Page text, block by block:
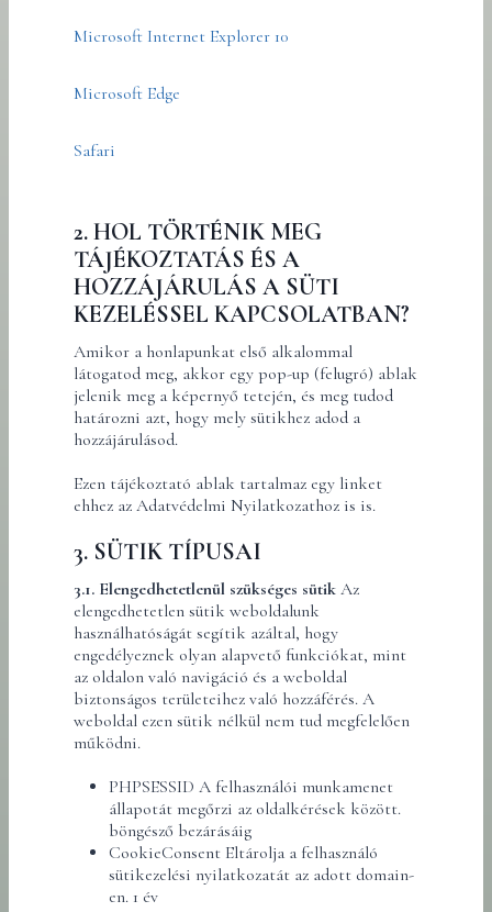
Microsoft Internet Explorer 10
Microsoft Edge
Safari
2. HOL TÖRTÉNIK MEG
TÁJÉKOZTATÁS ÉS A
HOZZÁJÁRULÁS A SÜTI
KEZELÉSSEL KAPCSOLATBAN?
Amikor a honlapunkat első alkalommal
látogatod meg, akkor egy pop-up (felugró) ablak
jelenik meg a képernyő tetején, és meg tudod
határozni azt, hogy mely sütikhez adod a
hozzájárulásod.
Ezen tájékoztató ablak tartalmaz egy linket
ehhez az Adatvédelmi Nyilatkozathoz is is.
3. SÜTIK TÍPUSAI
3.1. Elengedhetetlenül szükséges sütik Az
elengedhetetlen sütik weboldalunk
használhatóságát segítik azáltal, hogy
engedélyeznek olyan alapvető funkciókat, mint
az oldalon való navigáció és a weboldal
biztonságos területeihez való hozzáférés. A
weboldal ezen sütik nélkül nem tud megfelelően
működni.
PHPSESSID A felhasználói munkamenet
állapotát megőrzi az oldalkérések között.
böngésző bezárásáig
CookieConsent Eltárolja a felhasználó
sütikezelési nyilatkozatát az adott domain-
en. 1 év